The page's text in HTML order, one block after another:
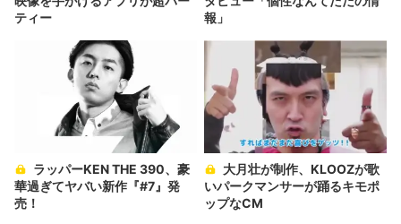
ティー
報」
華過ぎてヤバい新作『#7』発
売！
いパークマンサーが踊るキモポ
ップなCM